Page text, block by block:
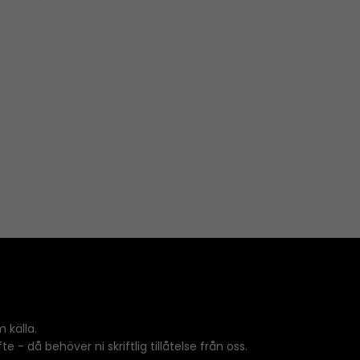
källa.
- då behöver ni skriftlig tillåtelse från oss.